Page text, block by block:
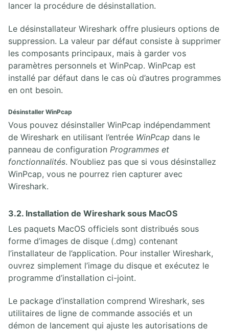
lancer la procédure de désinstallation.
Le désinstallateur Wireshark offre plusieurs options de
suppression. La valeur par défaut consiste à supprimer
les composants principaux, mais à garder vos
paramètres personnels et WinPcap. WinPcap est
installé par défaut dans le cas où d’autres programmes
en ont besoin.
Désinstaller WinPcap
Vous pouvez désinstaller WinPcap indépendamment
de Wireshark en utilisant l’entrée WinPcap dans le
panneau de configuration Programmes et
fonctionnalités. N’oubliez pas que si vous désinstallez
WinPcap, vous ne pourrez rien capturer avec
Wireshark.
3.2. Installation de Wireshark sous MacOS
Les paquets MacOS officiels sont distribués sous
forme d’images de disque (.dmg) contenant
l’installateur de l’application. Pour installer Wireshark,
ouvrez simplement l’image du disque et exécutez le
programme d’installation ci-joint.
Le package d’installation comprend Wireshark, ses
utilitaires de ligne de commande associés et un
démon de lancement qui ajuste les autorisations de